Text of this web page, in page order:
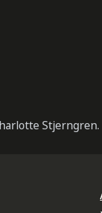
Stjerngren.